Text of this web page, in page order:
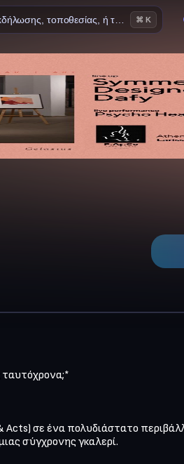
τοποθεσίας, ή ταινίας⌘ K
ταυτόχρονα;*
σε ένα πολυδιάστατο
σύγχρονης γκαλερί.